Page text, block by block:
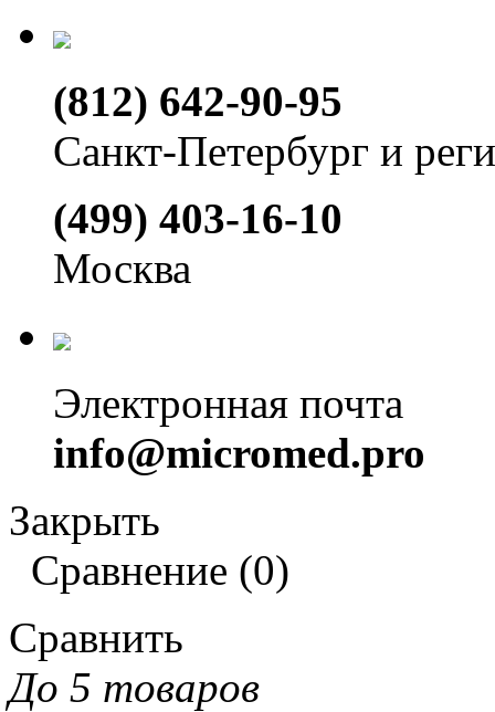
(812) 642-90-95
Санкт-Петербург и
(499) 403-16-10
Москва
Электронная почта
info@micromed.pro
Закрыть
Сравнение (0)
Сравнить
До 5 товаров